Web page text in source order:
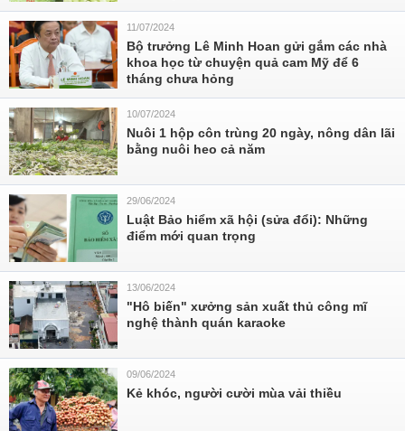
11/07/2024
Bộ trưởng Lê Minh Hoan gửi gắm các nhà
khoa học từ chuyện quả cam Mỹ để 6
tháng chưa hỏng
10/07/2024
Nuôi 1 hộp côn trùng 20 ngày, nông dân lãi
bằng nuôi heo cả năm
29/06/2024
Luật Bảo hiểm xã hội (sửa đổi): Những
điểm mới quan trọng
13/06/2024
"Hô biến" xưởng sản xuất thủ công mĩ
nghệ thành quán karaoke
09/06/2024
Kẻ khóc, người cười mùa vải thiều